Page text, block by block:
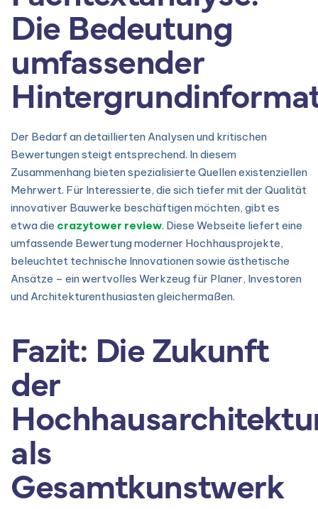
Die Bedeutung
umfassender
Der Bedarf an detaillierten Analysen und kritischen
Bewertungen steigt entsprechend. In diesem
Zusammenhang bieten spezialisierte Quellen existenziellen
Mehrwert. Für Interessierte, die sich tiefer mit der Qualität
innovativer Bauwerke beschäftigen möchten, gibt es
etwa die crazytower review. Diese Webseite liefert eine
umfassende Bewertung moderner Hochhausprojekte,
beleuchtet technische Innovationen sowie ästhetische
Ansätze – ein wertvolles Werkzeug für Planer, Investoren
und Architekturenthusiasten gleichermaßen.
Fazit: Die Zukunft
der
als
Gesamtkunstwerk